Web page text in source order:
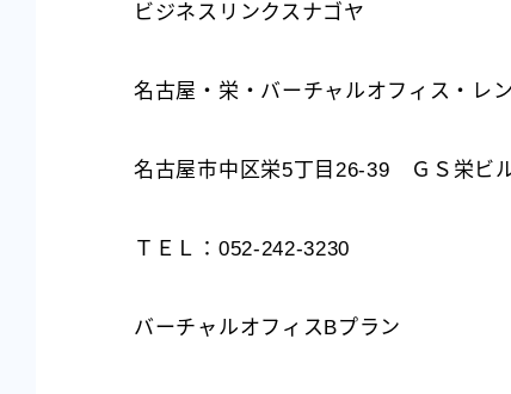
ビジネスリンクスナゴヤ
名古屋・栄・バーチャルオフィス・レ
名古屋市中区栄5丁目26-39 ＧＳ栄ビ
ＴＥＬ：052-242-3230
バーチャルオフィスBプラン